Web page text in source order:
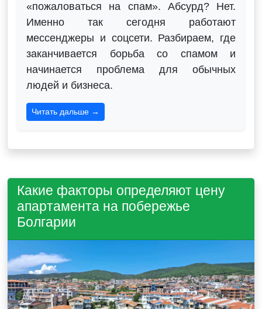
«пожаловаться на спам». Абсурд? Нет.
Именно так сегодня работают
мессенджеры и соцсети. Разбираем, где
заканчивается борьба со спамом и
начинается проблема для обычных
людей и бизнеса.
Читать дальше →
Какие факторы определяют цену
апартамента на побережье
Болгарии